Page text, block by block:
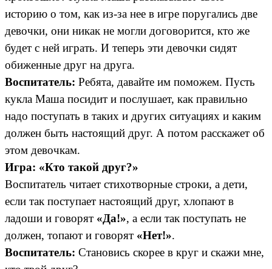
историю о том, как из-за нее в игре поругались две
девочки, они никак не могли договорится, кто же
будет с ней играть. И теперь эти девочки сидят
обиженные друг на друга.
Воспитатель: Ребята, давайте им поможем. Пусть
кукла Маша посидит и послушает, как правильно
надо поступать в таких и других ситуациях и каким
должен быть настоящий друг. А потом расскажет об
этом девочкам.
Игра: «Кто такой друг?»
Воспитатель читает стихотворные строки, а дети,
если так поступает настоящий друг, хлопают в
ладоши и говорят «Да!», а если так поступать не
должен, топают и говорят «Нет!».
Воспитатель: Становись скорее в круг и скажи мне,